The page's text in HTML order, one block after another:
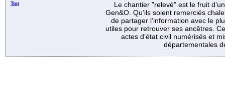
Top
Le chantier "relevé" est le fruit
Gen&O. Qu’ils soient remerciés
de partager l’information avec le
utiles pour retrouver ses ancêtres.
actes d’état civil numérisés et
départementales